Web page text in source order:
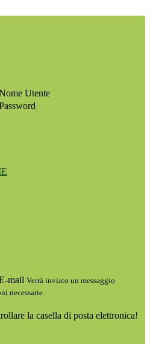
Utente
mail Verrà inviato un messaggio
necessarie.
la casella di posta elettronica!